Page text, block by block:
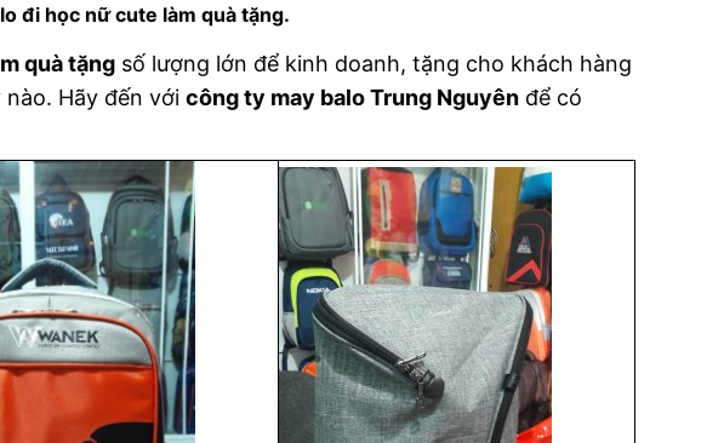
đi học nữ cute làm quà tặng.
quà tặng số lượng lớn để kinh doanh, tặng cho khách hàng
nào. Hãy đến vớicông ty may balo Trung Nguyên để có